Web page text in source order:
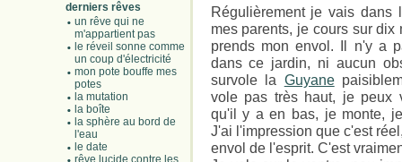
derniers rêves
un rêve qui ne
m'appartient pas
le réveil sonne comme
un coup d'électricité
mon pote bouffe mes
potes
la mutation
la boîte
la sphère au bord de
l'eau
le date
rêve lucide contre les
Régulièrement je vais dans
mes parents, je cours sur dix
prends mon envol. Il n'y a
dans ce jardin, ni aucun
survole la Guyane
vole pas très haut, je peux
qu'il y a en bas, je monte,
J'ai l'impression que c'est
envol de l'esprit. C'est